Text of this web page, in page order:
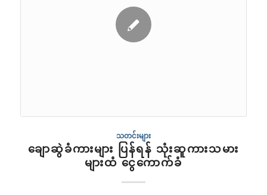
သတင်းများ
ချောဆွဲခံကားများ ပြန်ရန် သုံးဆူကားသမား
များထံ ငွေကောက်ခံ